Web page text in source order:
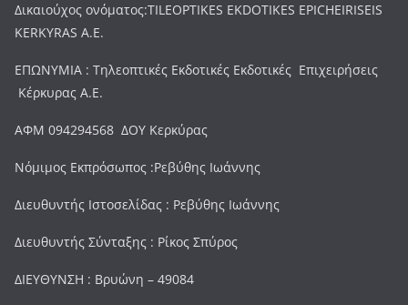
Δικαιούχος ονόματος:TILEOPTIKES EKDOTIKES EPICHEIRISEIS
KERKYRAS A.E.
ΕΠΩΝΥΜΙΑ : Τηλεοπτικές Εκδοτικές Εκδοτικές Επιχειρήσεις
Κέρκυρας Α.Ε.
ΑΦΜ 094294568 ΔΟΥ Κερκύρας
Νόμιμος Εκπρόσωπος :Ρεβύθης Ιωάννης
Διευθυντής Ιστοσελίδας : Ρεβύθης Ιωάννης
Διευθυντής Σύνταξης : Ρίκος Σπύρος
ΔΙΕΥΘΥΝΣΗ : Βρυώνη – 49084